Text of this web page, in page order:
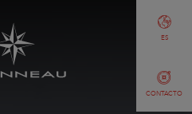
CONTACTO
ES